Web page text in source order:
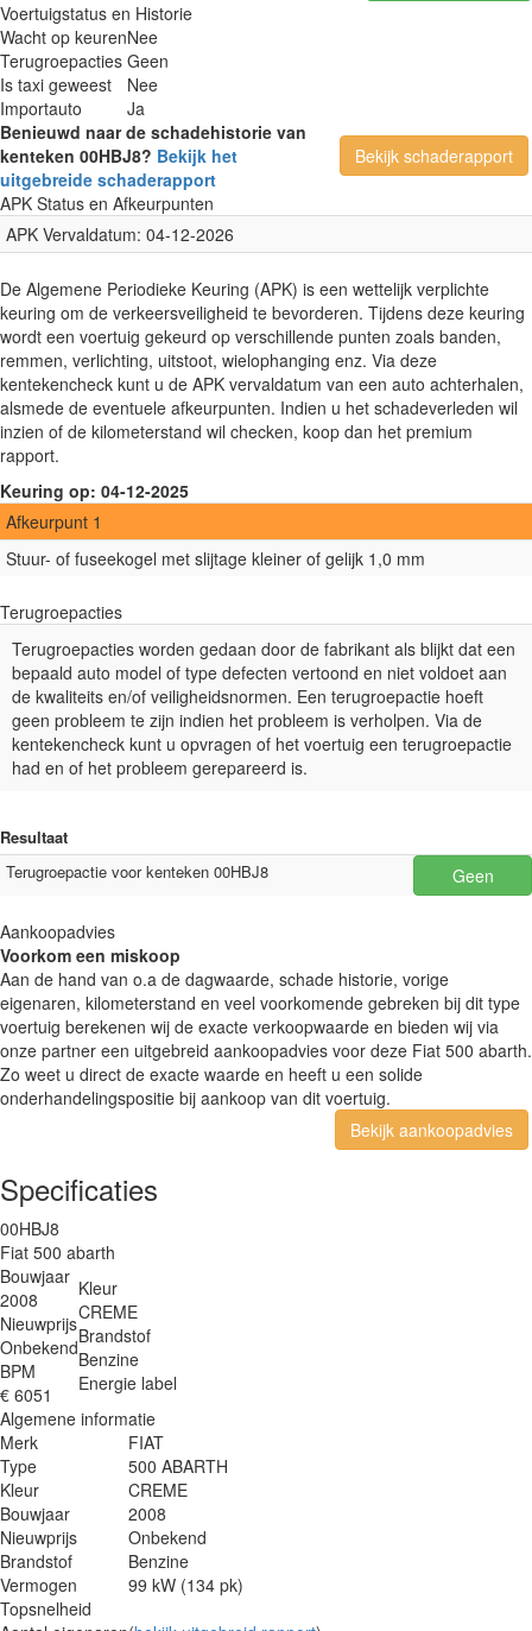
Voertuigstatus en Historie
Wacht op keurenNee
Terugroepacties Geen
Is taxi geweest
Nee
Importauto
Ja
Benieuwd naar de schadehistorie van
kenteken 00HBJ8? Bekijk het
uitgebreide schaderapport
Bekijk schaderapport
APK Status en Afkeurpunten
APK Vervaldatum: 04-12-2026
De Algemene Periodieke Keuring (APK) is een wettelijk verplichte
keuring om de verkeersveiligheid te bevorderen. Tijdens deze keuring
wordt een voertuig gekeurd op verschillende punten zoals banden,
remmen, verlichting, uitstoot, wielophanging enz. Via deze
kentekencheck kunt u de APK vervaldatum van een auto achterhalen,
alsmede de eventuele afkeurpunten. Indien u het schadeverleden wil
inzien of de kilometerstand wil checken, koop dan het premium
rapport.
Keuring op: 04-12-2025
Afkeurpunt 1
Stuur- of fuseekogel met slijtage kleiner of gelijk 1,0 mm
Terugroepacties
Terugroepacties worden gedaan door de fabrikant als blijkt dat een
bepaald auto model of type defecten vertoond en niet voldoet aan
de kwaliteits en/of veiligheidsnormen. Een terugroepactie hoeft
geen probleem te zijn indien het probleem is verholpen. Via de
kentekencheck kunt u opvragen of het voertuig een terugroepactie
had en of het probleem gerepareerd is.
Resultaat
Terugroepactie voor kenteken 00HBJ8
Geen
Aankoopadvies
Voorkom een miskoop
Aan de hand van o.a de dagwaarde, schade historie, vorige
eigenaren, kilometerstand en veel voorkomende gebreken bij dit type
voertuig berekenen wij de exacte verkoopwaarde en bieden wij via
onze partner een uitgebreid aankoopadvies voor deze Fiat 500 abarth.
Zo weet u direct de exacte waarde en heeft u een solide
onderhandelingspositie bij aankoop van dit voertuig.
Bekijk aankoopadvies
Specificaties
00HBJ8
Fiat 500 abarth
Bouwjaar
2008
Nieuwprijs
Onbekend
BPM
€ 6051
Kleur
CREME
Brandstof
Benzine
Energie label
Algemene informatie
Merk
FIAT
Type
500 ABARTH
Kleur
CREME
Bouwjaar
2008
Nieuwprijs
Onbekend
Brandstof
Benzine
Vermogen
99 kW (134 pk)
Topsnelheid